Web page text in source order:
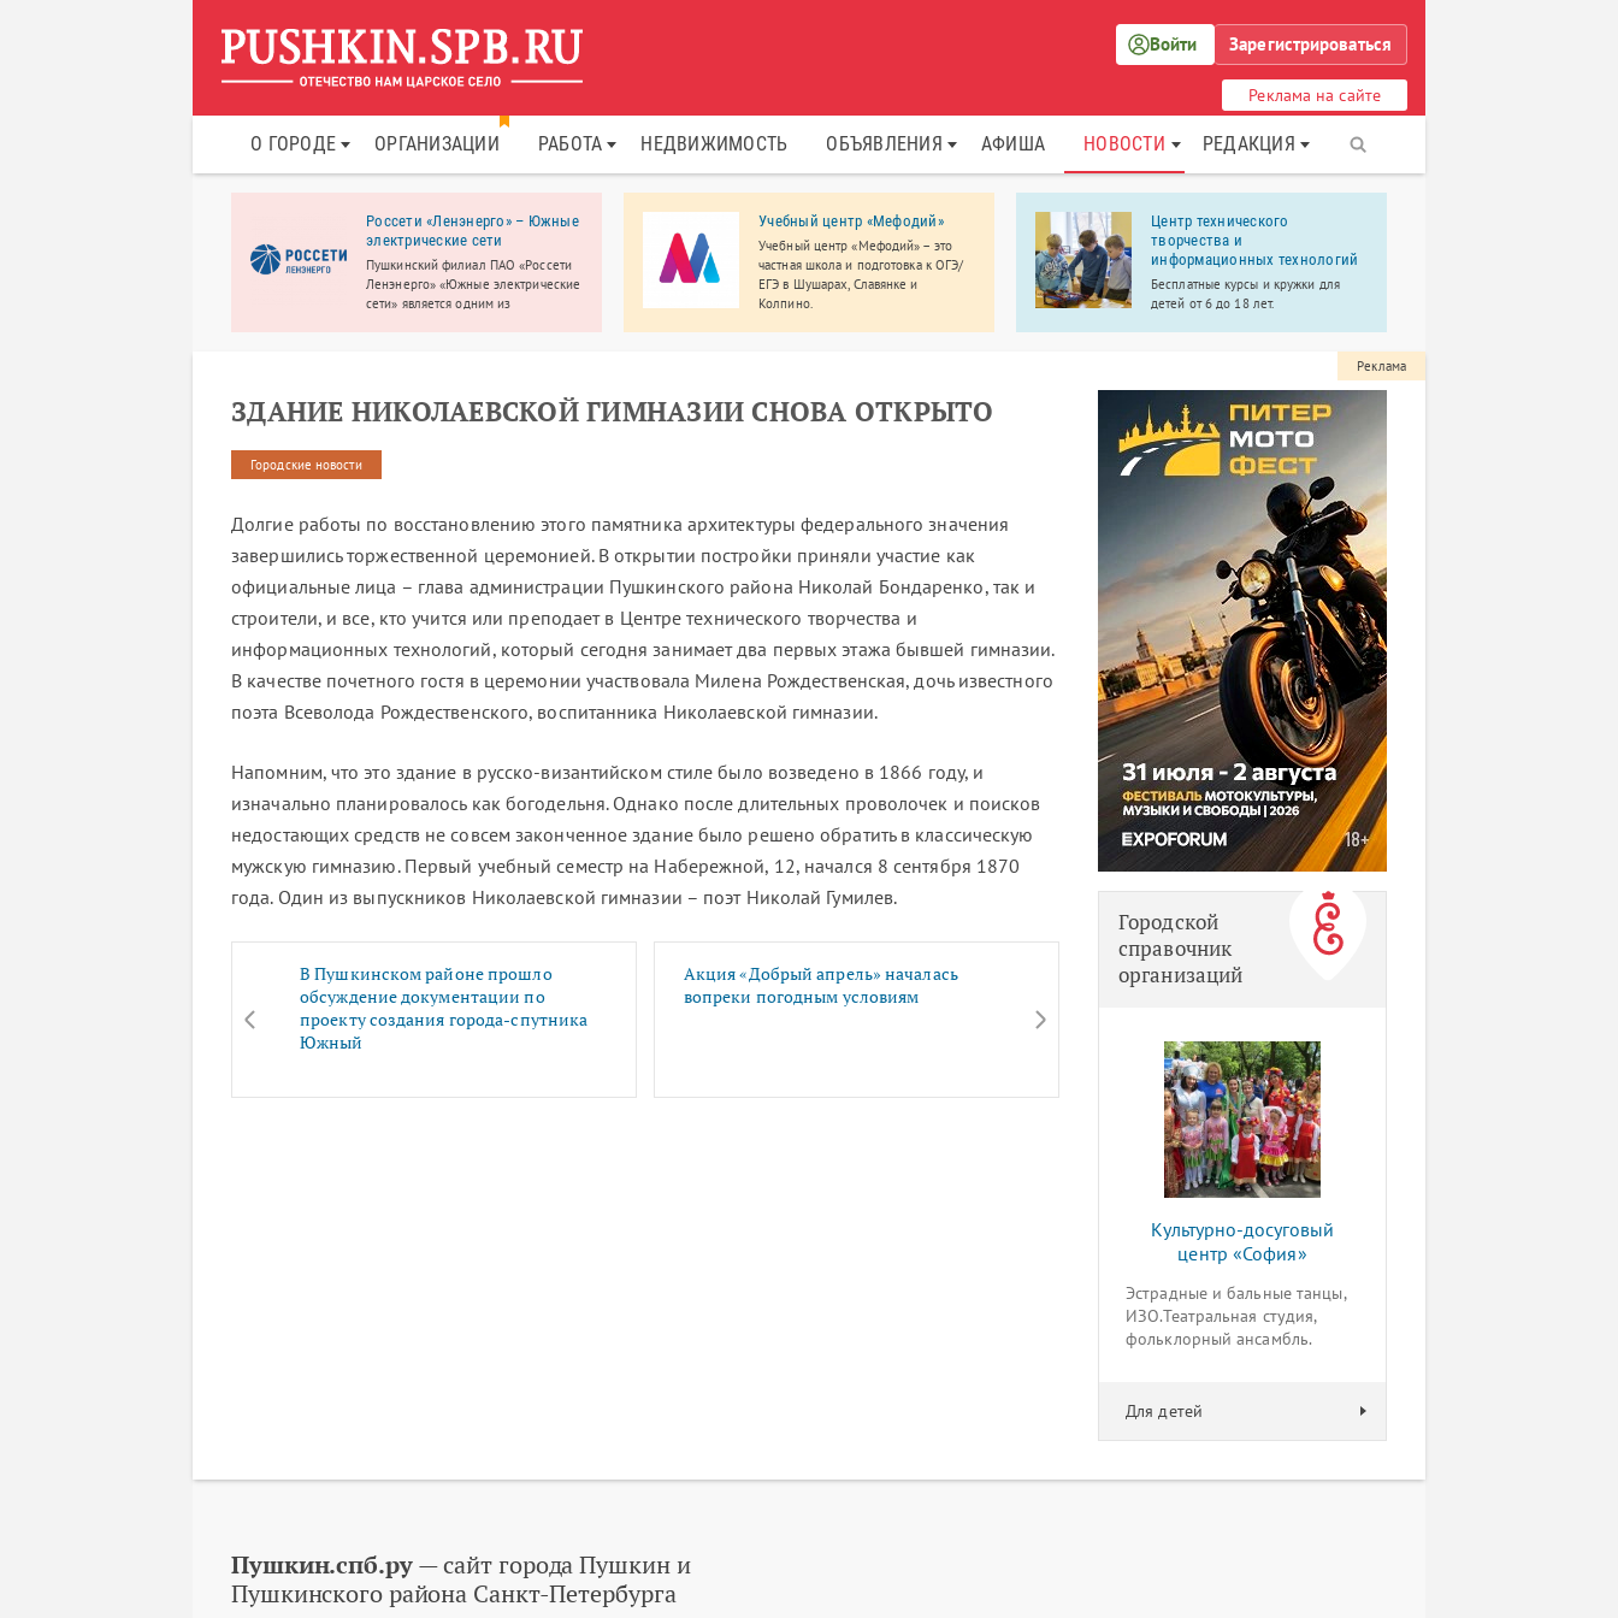
Войти Зарегистрироваться
Реклама на сайте
О ГОРОДЕ ОРГАНИЗАЦИИ РАБОТА НЕДВИЖИМОСТЬ ОБЪЯВЛЕНИЯ АФИША НОВОСТИ РЕДАКЦИЯ
Россети «Ленэнерго» – Южные
электрические сети
Пушкинский филиал ПАО «Россети
Ленэнерго» «Южные электрические
сети» является одним из
Учебный центр «Мефодий»
Учебный центр «Мефодий» – это
частная школа и подготовка к ОГЭ/
ЕГЭ в Шушарах, Славянке и
Колпино.
Центр технического
творчества и
информационных технологий
Бесплатные курсы и кружки для
детей от 6 до 18 лет.
ЗДАНИЕ НИКОЛАЕВСКОЙ ГИМНАЗИИ СНОВА ОТКРЫТО
Городские новости
Долгие работы по восстановлению этого памятника архитектуры федерального значения
завершились торжественной церемонией. В открытии постройки приняли участие как
официальные лица – глава администрации Пушкинского района Николай Бондаренко, так и
строители, и все, кто учится или преподает в Центре технического творчества и
информационных технологий, который сегодня занимает два первых этажа бывшей гимназии.
В качестве почетного гостя в церемонии участвовала Милена Рождественская, дочь известного
поэта Всеволода Рождественского, воспитанника Николаевской гимназии.
Напомним, что это здание в русско-византийском стиле было возведено в 1866 году, и
изначально планировалось как богодельня. Однако после длительных проволочек и поисков
недостающих средств не совсем законченное здание было решено обратить в классическую
мужскую гимназию. Первый учебный семестр на Набережной, 12, начался 8 сентября 1870
года. Один из выпускников Николаевской гимназии – поэт Николай Гумилев.
В Пушкинском районе прошло
обсуждение документации по
проекту создания города-спутника
Южный
Акция «Добрый апрель» началась
вопреки погодным условиям
Реклама
Городской
справочник
организаций
Культурно-досуговый
центр «София»
Эстрадные и бальные танцы,
ИЗО.Театральная студия,
фольклорный ансамбль.
Для детей
Пушкин.спб.ру— сайт города Пушкин и
Пушкинского района Санкт-Петербурга